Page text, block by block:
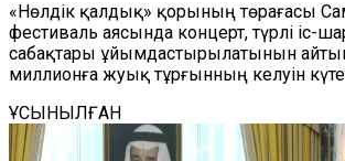
«Нөлдік қалдық» қорының төрағасы
фестиваль аясында концерт, түрлі іс-
сабақтары ұйымдастырылатынын
миллионға жуық тұрғынның келуін
ҰСЫНЫЛҒАН